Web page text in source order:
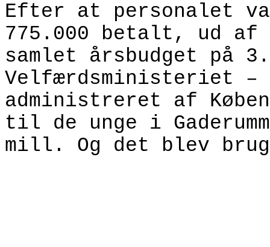
Efter at personalet
775.000 betalt, ud af
samlet årsbudget på
Velfærdsministeriet –
administreret af
til de unge i
mill. Og det blev